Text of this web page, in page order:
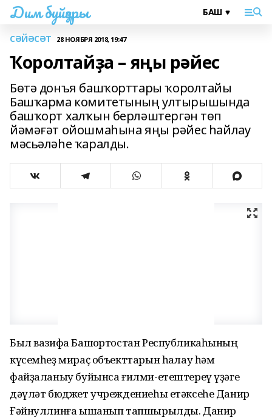
Дим буйҙары
СӘЙӘСӘТ 28 НОЯБРЯ 2018, 19:47
Ҡоролтайҙа – яңы рәйес
Бөтә донъя башҡорттары ҡоролтайы
Башҡарма комитетының ултырышында
башҡорт халҡын берләштергән төп
йәмәғәт ойошмаһына яңы рәйес һайлау
мәсьәләһе ҡаралды.
Был вазифа Башҡортостан Республикаһының
күсемһеҙ мираҫ объекттарын һаҡлау һәм
файҙаланыу буйынса ғилми-етештереү үҙәге
дәүләт бюджет учреждениеһы етәксеһе Данир
Ғәйнуллинға ышанып тапшырылды. Данир